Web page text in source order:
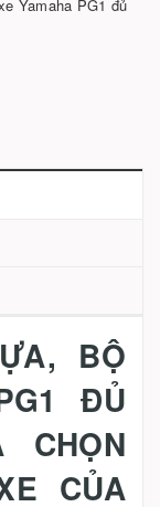
Yamaha PG1 đủ
BỘ
ĐỦ
CỦA